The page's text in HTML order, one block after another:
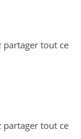
partager tout ce
partager tout ce